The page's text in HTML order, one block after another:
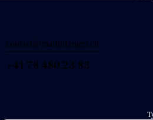
contact@martinfanger.ch
+41 78 480 23 83